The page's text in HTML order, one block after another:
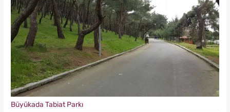
Büyükada Tabiat Parkı